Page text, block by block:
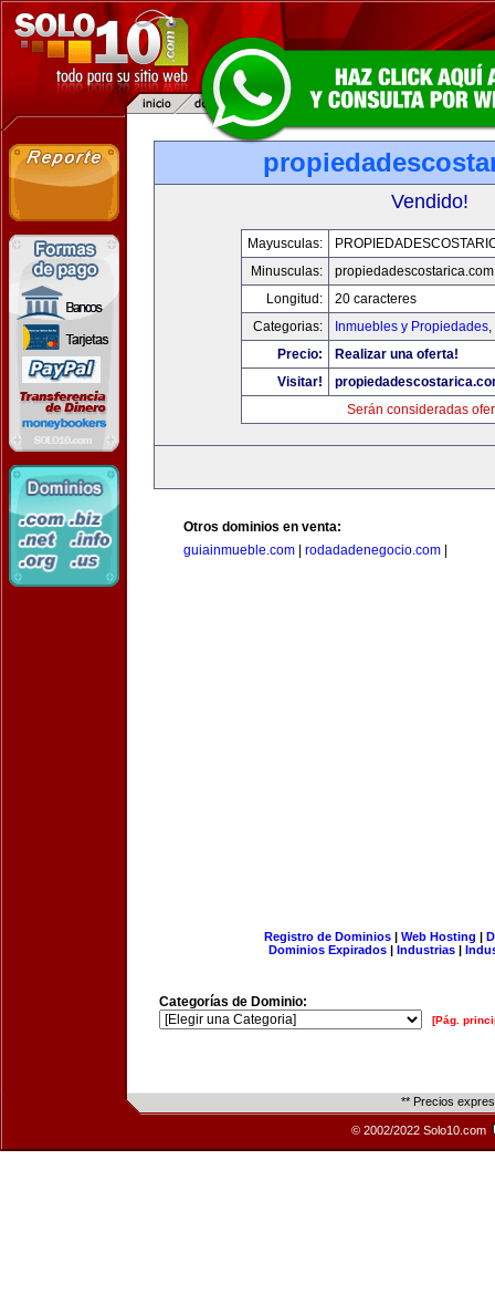
Vendido!
Mayusculas:
Minusculas:
propiedadescostarica.com
Longitud:
20 caracteres
Categorias:
Inmuebles y Propiedades,
Precio:
Realizar una oferta!
Visitar!
Serán consideradas
Otros dominios en venta:
guiainmueble.com
rodadadenegocio.com
Registro de Dominios| Web Hosting |
Dominios Expirados | Industrias |
Categorías de Dominio:
[Pág.
** Precios
© 2002/2022 Solo10.com